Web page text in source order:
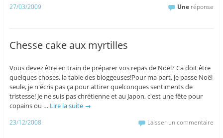
27/03/2009 Une réponse
Chesse cake aux myrtilles
Vous devez être en train de préparer vos repas de Noël? Ca doit être
quelques choses, la table des bloggeuses!Pour ma part, je passe Noël
seule, je n'écris pas ça pour attirer quelconques sentiments de
tristesse! Je ne suis pas chrétienne et au Japon, c'est une fête pour
copains ou … Lire la suite →
23/12/2008 Laisser un commentaire